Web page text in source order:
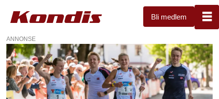
Bli medlem
Tag:
verdenscup
ANNONSE